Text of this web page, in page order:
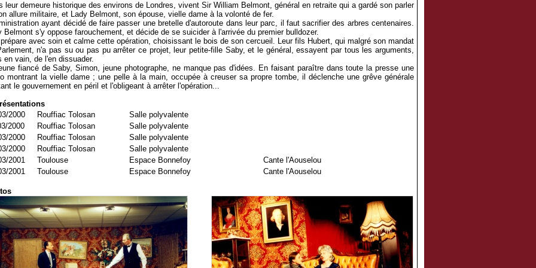
leur demeure historique des environs de Londres, vivent Sir William Belmont, général en retraite qui a gardé son parler
allure militaire, et Lady Belmont, son épouse, vielle dame à la volonté de fer.
ayant décidé de faire passer une bretelle d'autoroute dans leur parc, il faut sacrifier des arbres centenaires.
Belmont s'y oppose farouchement, et décide de se suicider à l'arrivée du premier bulldozer.
avec soin et calme cette opération, choisissant le bois de son cercueil. Leur fils Hubert, qui malgré son mandat
n'a pas su ou pas pu arrêter ce projet, leur petite-fille Saby, et le général, essayent par tous les arguments,
en vain, de l'en dissuader.
fiancé de Saby, Simon, jeune photographe, ne manque pas d'idées. En faisant paraître dans toute la presse une
montrant la vielle dame ; une pelle à la main, occupée à creuser sa propre tombe, il déclenche une grêve générale
le gouvernement en péril et l'obligeant à arrêter l'opération...
2000
Rouffiac Tolosan
Salle polyvalente
2000
Rouffiac Tolosan
Salle polyvalente
2000
Rouffiac Tolosan
Salle polyvalente
2000
Rouffiac Tolosan
Salle polyvalente
2001
Toulouse Espace Bonnefoy
Cante l'Aouselou
2001
Toulouse Espace Bonnefoy Cante l'Aouselou